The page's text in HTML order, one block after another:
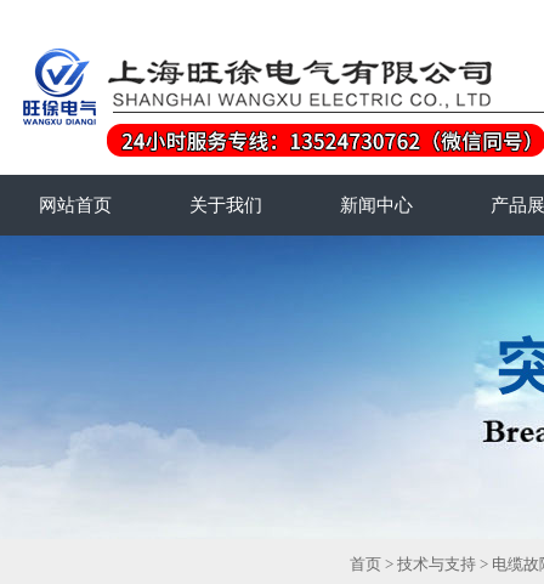
网站首页 关于我们 新闻中心 产品
首页 > 技术与支持 > 电缆